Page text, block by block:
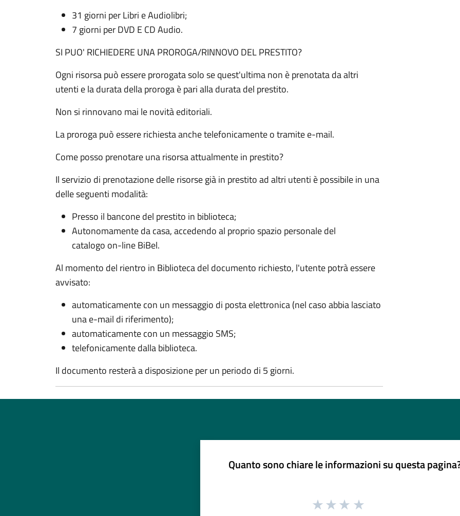
31 giorni per Libri e Audiolibri;
7 giorni per DVD E CD Audio.
SI PUO' RICHIEDERE UNA PROROGA/RINNOVO DEL PRESTITO?
Ogni risorsa può essere prorogata solo se quest'ultima non è prenotata da altri
utenti e la durata della proroga è pari alla durata del prestito.
Non si rinnovano mai le novità editoriali.
La proroga può essere richiesta anche telefonicamente o tramite e-mail.
Come posso prenotare una risorsa attualmente in prestito?
Il servizio di prenotazione delle risorse già in prestito ad altri utenti è possibile in una
delle seguenti modalità:
Presso il bancone del prestito in biblioteca;
Autonomamente da casa, accedendo al proprio spazio personale del
catalogo on-line BiBel.
Al momento del rientro in Biblioteca del documento richiesto, l'utente potrà essere
avvisato:
automaticamente con un messaggio di posta elettronica (nel caso abbia lasciato
una e-mail di riferimento);
automaticamente con un messaggio SMS;
telefonicamente dalla biblioteca.
Il documento resterà a disposizione per un periodo di 5 giorni.
Quanto sono chiare le informazioni su questa